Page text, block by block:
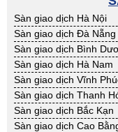
BĐS khác Ninh Thuận
BĐS khác Quảng Bình
BĐS khác Quảng Ngãi
BĐS khác Cần Thơ
BĐS khác Bạc Liêu
BĐS khác Bình Phước
BĐS khác Đồng Tháp
BĐS khác Kiên Giang
Sàn giao dịch Hà Nội
Sàn giao dịch Đà Nẵng
Sàn giao dịch Bình
Sàn giao dịch Hà Nam
Sàn giao dịch Vĩnh
Sàn giao dịch Thanh
Sàn giao dịch Bắc Kạn
Sàn giao dịch Cao